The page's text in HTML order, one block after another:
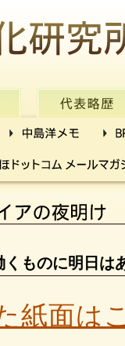
ものに明日は
紙面は